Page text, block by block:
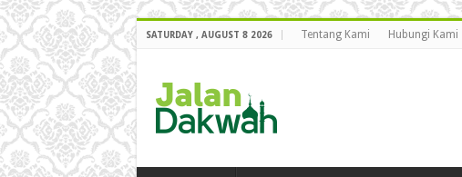
SATURDAY , AUGUST 8 2026 Tentang Kami Hubungi Kami